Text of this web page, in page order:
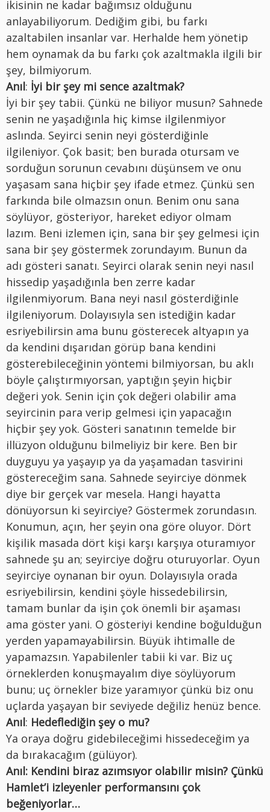
ikisinin ne kadar bağımsız olduğunu
anlayabiliyorum. Dediğim gibi, bu farkı
azaltabilen insanlar var. Herhalde hem yönetip
hem oynamak da bu farkı çok azaltmakla ilgili bir
şey, bilmiyorum.
Anıl: İyi bir şey mi sence azaltmak?
İyi bir şey tabii. Çünkü ne biliyor musun? Sahnede
senin ne yaşadığınla hiç kimse ilgilenmiyor
aslında. Seyirci senin neyi gösterdiğinle
ilgileniyor. Çok basit; ben burada otursam ve
sorduğun sorunun cevabını düşünsem ve onu
yaşasam sana hiçbir şey ifade etmez. Çünkü sen
farkında bile olmazsın onun. Benim onu sana
söylüyor, gösteriyor, hareket ediyor olmam
lazım. Beni izlemen için, sana bir şey gelmesi için
sana bir şey göstermek zorundayım. Bunun da
adı gösteri sanatı. Seyirci olarak senin neyi nasıl
hissedip yaşadığınla ben zerre kadar
ilgilenmiyorum. Bana neyi nasıl gösterdiğinle
ilgileniyorum. Dolayısıyla sen istediğin kadar
esriyebilirsin ama bunu gösterecek altyapın ya
da kendini dışarıdan görüp bana kendini
gösterebileceğinin yöntemi bilmiyorsan, bu aklı
böyle çalıştırmıyorsan, yaptığın şeyin hiçbir
değeri yok. Senin için çok değeri olabilir ama
seyircinin para verip gelmesi için yapacağın
hiçbir şey yok. Gösteri sanatının temelde bir
illüzyon olduğunu bilmeliyiz bir kere. Ben bir
duyguyu ya yaşayıp ya da yaşamadan tasvirini
göstereceğim sana. Sahnede seyirciye dönmek
diye bir gerçek var mesela. Hangi hayatta
dönüyorsun ki seyirciye? Göstermek zorundasın.
Konumun, açın, her şeyin ona göre oluyor. Dört
kişilik masada dört kişi karşı karşıya oturamıyor
sahnede şu an; seyirciye doğru oturuyorlar. Oyun
seyirciye oynanan bir oyun. Dolayısıyla orada
esriyebilirsin, kendini şöyle hissedebilirsin,
tamam bunlar da işin çok önemli bir aşaması
ama göster yani. O gösteriyi kendine boğulduğun
yerden yapamayabilirsin. Büyük ihtimalle de
yapamazsın. Yapabilenler tabii ki var. Biz uç
örneklerden konuşmayalım diye söylüyorum
bunu; uç örnekler bize yaramıyor çünkü biz onu
uçlarda yaşayan bir seviyede değiliz henüz bence.
Anıl: Hedeflediğin şey o mu?
Ya oraya doğru gidebileceğimi hissedeceğim ya
da bırakacağım (gülüyor).
Anıl: Kendini biraz azımsıyor olabilir misin? Çünkü
Hamlet’i izleyenler performansını çok
beğeniyorlar…